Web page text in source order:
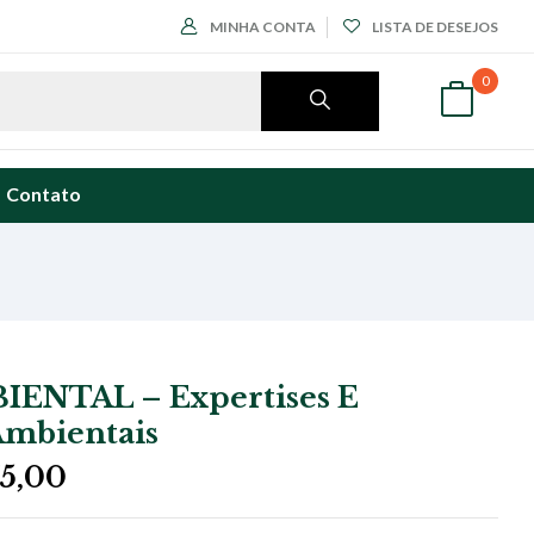
MINHA CONTA LISTA DE DESEJOS
0
Contato
– Expertises E